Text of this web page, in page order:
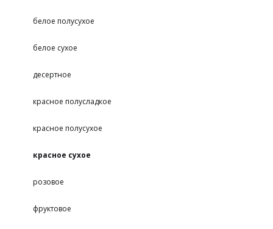
белое полусухое
белое сухое
десертное
красное полусладкое
красное полусухое
красное сухое
розовое
фруктовое